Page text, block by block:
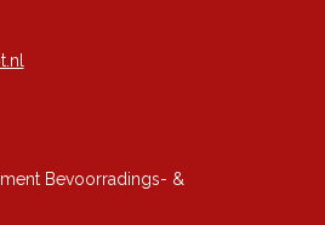
Bevoorradings- &